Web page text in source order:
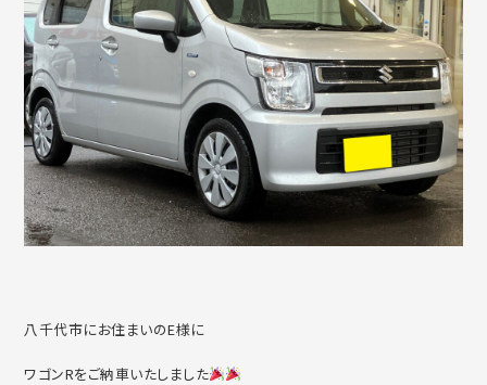
八千代市にお住まいのE様に
ワゴンRをご納車いたしました